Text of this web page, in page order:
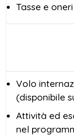
Tasse e
Volo
(disponibile
Attività ed
nel